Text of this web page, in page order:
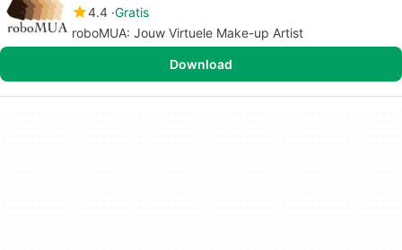
4.4 Gratis
roboMUA: Jouw Virtuele Make-up Artist
Download